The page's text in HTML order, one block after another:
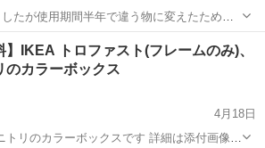
たが使用期間半年で違う物に変えたため使
イドに子供の落書き（鉛筆
サイドにセロテープ剥がしたときの小さい塗
ースに子供の名...
家具 プラケース
】IKEA トロファスト(フレームのみ)、
のカラーボックス
4月18日
トリのカラーボックスです 詳細は添付画像を